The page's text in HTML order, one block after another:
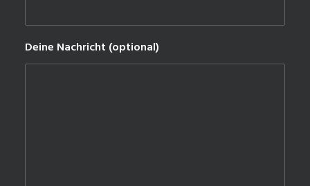
Deine Nachricht (optional)